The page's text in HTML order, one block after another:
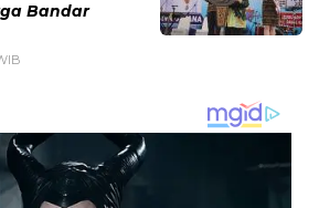
Bandar